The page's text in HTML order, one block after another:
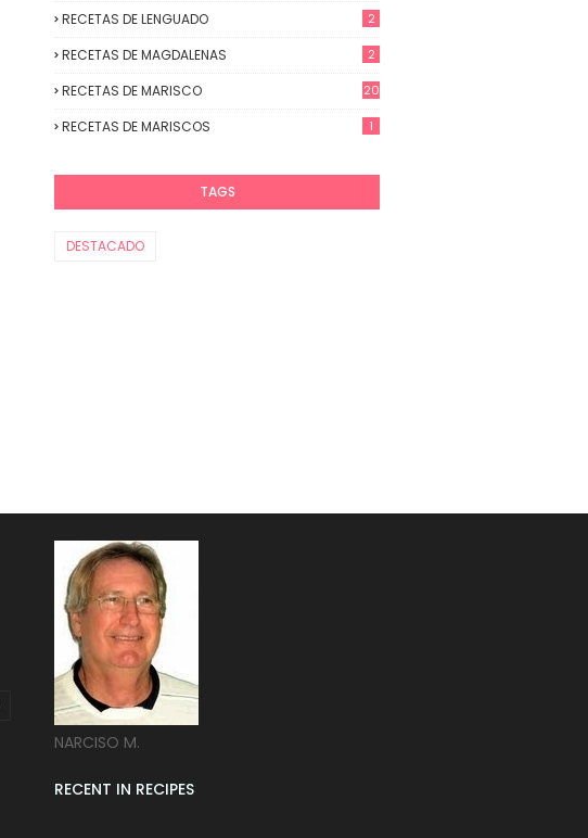
RECETAS DE LENGUADO 2
RECETAS DE MAGDALENAS 2
RECETAS DE MARISCO 20
RECETAS DE MARISCOS 1
TAGS
DESTACADO
NARCISO M.
RECENT IN RECIPES